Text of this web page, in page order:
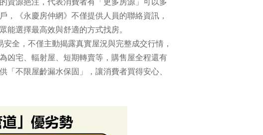
資源挹注，代表消費者有「更多房源」可以多
，《永慶房仲網》不僅提供人員的聯絡資訊，
能選擇最高效與舒適的方式找房。
全，不僅主動揭露真實屋況與完整成交行情，
凶宅、輻射屋、短期轉賣等，購售屋全程還有
不限屋齡漏水保固」，讓消費者買得安心、